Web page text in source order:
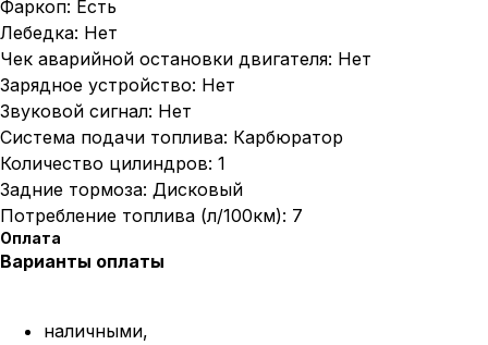
Фаркоп: Есть
Лебедка: Нет
Чек аварийной остановки двигателя: Нет
Зарядное устройство: Нет
Звуковой сигнал: Нет
Система подачи топлива: Карбюратор
Количество цилиндров: 1
Задние тормоза: Дисковый
Потребление топлива (л/100км): 7
Оплата
Варианты оплаты
наличными,